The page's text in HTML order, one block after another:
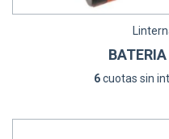
6cuotas sin